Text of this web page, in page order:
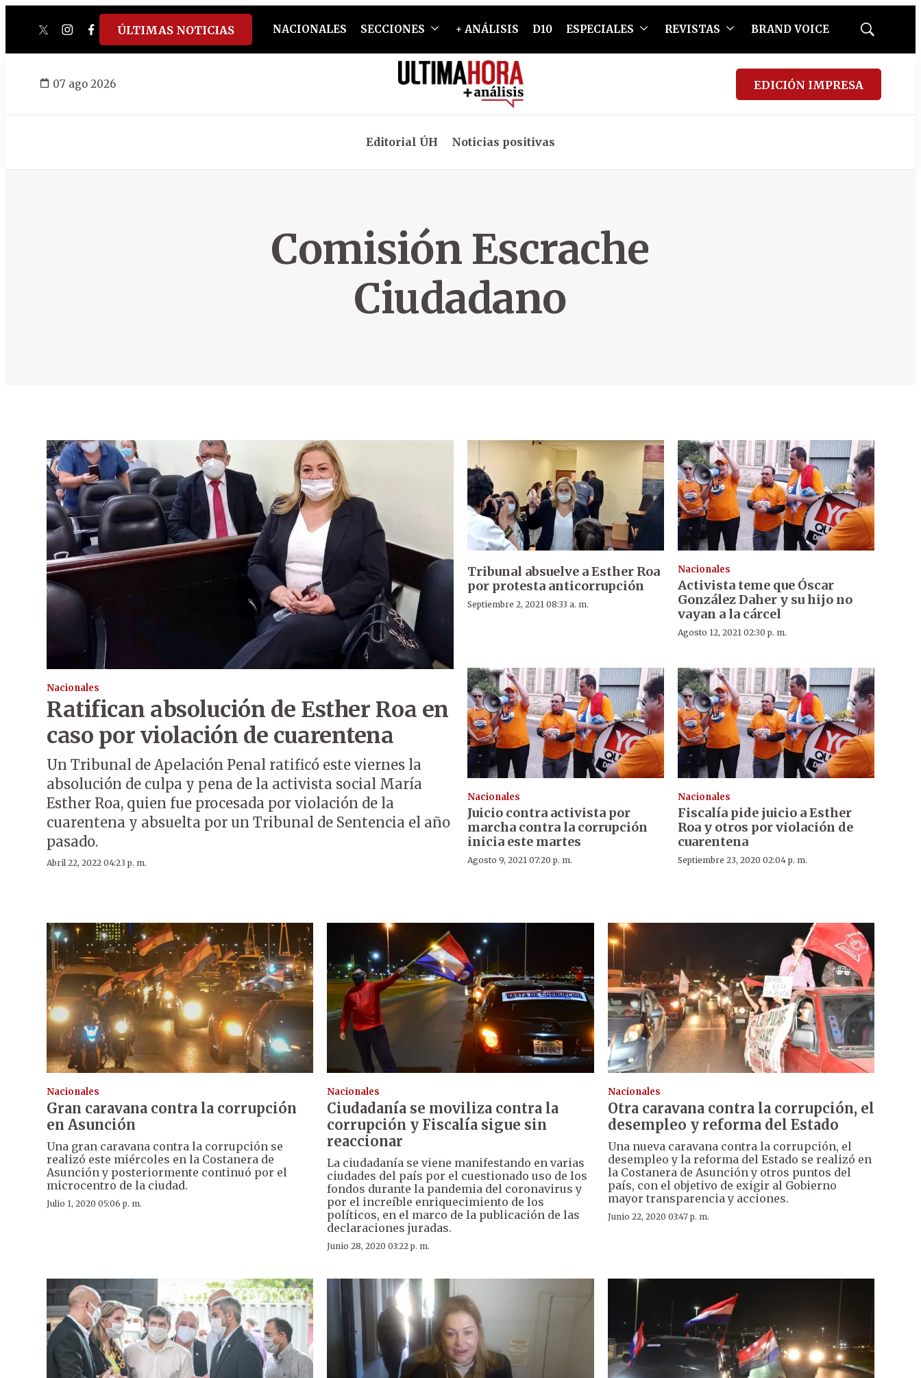
twitterinstagram
facebook
tiktokyoutube
spotify
ÚLTIMAS NOTICIAS NACIONALES SECCIONES + ANÁLISIS D10 ESPECIALES REVISTAS BRAND VOICE
Mostrar
07 ago 2026 EDICIÓN IMPRESA
Editorial ÚH Noticias positivas
Comisión Escrache
Ciudadano
Nacionales
Ratifican absolución de Esther Roa en
caso por violación de cuarentena
Un Tribunal de Apelación Penal ratificó este viernes la
absolución de culpa y pena de la activista social María
Esther Roa, quien fue procesada por violación de la
cuarentena y absuelta por un Tribunal de Sentencia el año
pasado.
Abril 22, 2022 04:23 p. m.
Tribunal absuelve a Esther Roa
por protesta anticorrupción
Septiembre 2, 2021 08:33 a. m.
Nacionales
Activista teme que Óscar
González Daher y su hijo no
vayan a la cárcel
Agosto 12, 2021 02:30 p. m.
Nacionales
Juicio contra activista por
marcha contra la corrupción
inicia este martes
Agosto 9, 2021 07:20 p. m.
Nacionales
Fiscalía pide juicio a Esther
Roa y otros por violación de
cuarentena
Septiembre 23, 2020 02:04 p. m.
Nacionales
Gran caravana contra la corrupción
en Asunción
Una gran caravana contra la corrupción se
realizó este miércoles en la Costanera de
Asunción y posteriormente continuó por el
microcentro de la ciudad.
Julio 1, 2020 05:06 p. m.
Nacionales
Ciudadanía se moviliza contra la
corrupción y Fiscalía sigue sin
reaccionar
La ciudadanía se viene manifestando en varias
ciudades del país por el cuestionado uso de los
fondos durante la pandemia del coronavirus y
por el increíble enriquecimiento de los
políticos, en el marco de la publicación de las
declaraciones juradas.
Junio 28, 2020 03:22 p. m.
Nacionales
Otra caravana contra la corrupción, el
desempleo y reforma del Estado
Una nueva caravana contra la corrupción, el
desempleo y la reforma del Estado se realizó en
la Costanera de Asunción y otros puntos del
país, con el objetivo de exigir al Gobierno
mayor transparencia y acciones.
Junio 22, 2020 03:47 p. m.